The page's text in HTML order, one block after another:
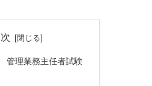
管理業務主任者試験